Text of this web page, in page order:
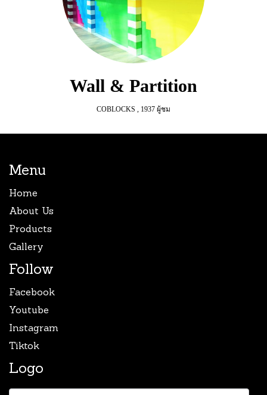
Wall & Partition
COBLOCKS , 1937 ผู้ชม
Menu
Home
About Us
Products
Gallery
Follow
Facebook
Youtube
Instagram
Tiktok
Logo